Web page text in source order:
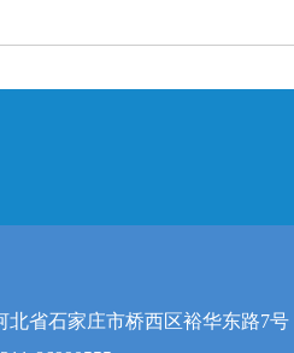
北省石家庄市桥西区裕华东路7号